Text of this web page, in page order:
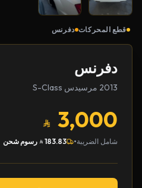
قطع المحركات دفرنس
دفرنس
2013 مرسيدس S-Class
3,000
شامل الضريبة•
183.83 رسوم شحن